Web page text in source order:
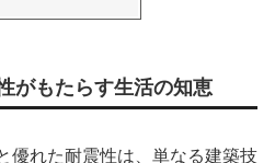
がもたらす生活の知恵
優れた耐震性は、単なる建築技